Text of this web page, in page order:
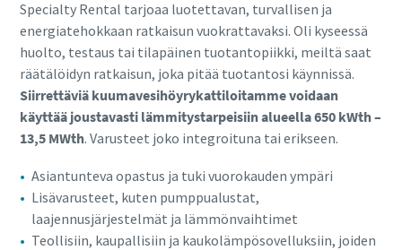
Specialty Rental tarjoaa luotettavan, turvallisen ja
energiatehokkaan ratkaisun vuokrattavaksi. Oli kyseessä
huolto, testaus tai tilapäinen tuotantopiikki, meiltä saat
räätälöidyn ratkaisun, joka pitää tuotantosi käynnissä.
Siirrettäviä kuumavesihöyrykattiloitamme voidaan
käyttää joustavasti lämmitystarpeisiin alueella 650 kWth –
13,5 MWth. Varusteet joko integroituna tai erikseen.
Asiantunteva opastus ja tuki vuorokauden ympäri
Lisävarusteet, kuten pumppualustat,
laajennusjärjestelmät ja lämmönvaihtimet
Teollisiin, kaupallisiin ja kaukolämpösovelluksiin, joiden